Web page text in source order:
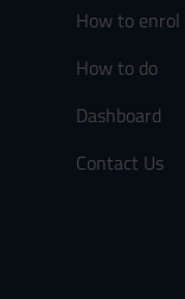
How to enrol
How to do
Dashboard
Contact Us